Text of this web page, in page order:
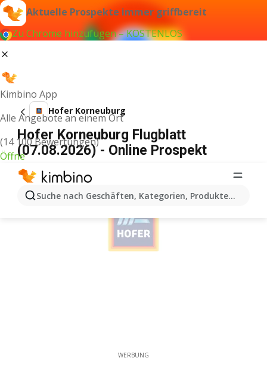
Aktuelle Prospekte immer griffbereit
Zu Chrome hinzufügen – KOSTENLOS
Kimbino App
Alle Angebote an einem Ort
(14 100 Bewertungen)
Öffne
Suche nach Geschäften, Kategorien, Produkten...
Hofer Korneuburg
Hofer Korneuburg Flugblatt
(07.08.2026) - Online Prospekt
WERBUNG